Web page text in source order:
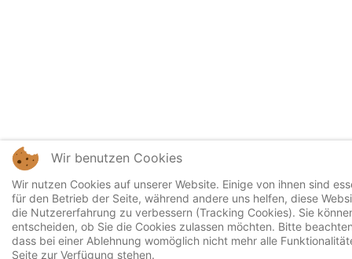
Wir benutzen Cookies
Wir nutzen Cookies auf unserer Website. Einige von ihnen sind
für den Betrieb der Seite, während andere uns helfen, diese
die Nutzererfahrung zu verbessern (Tracking Cookies). Sie
entscheiden, ob Sie die Cookies zulassen möchten. Bitte
dass bei einer Ablehnung womöglich nicht mehr alle
Seite zur Verfügung stehen.